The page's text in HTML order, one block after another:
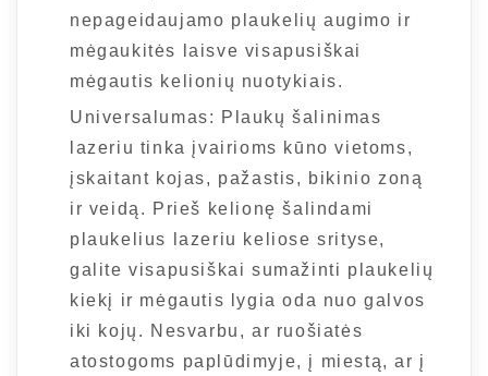
nepageidaujamo plaukelių augimo ir
mėgaukitės laisve visapusiškai
mėgautis kelionių nuotykiais.
Universalumas: Plaukų šalinimas
lazeriu tinka įvairioms kūno vietoms,
įskaitant kojas, pažastis, bikinio zoną
ir veidą. Prieš kelionę šalindami
plaukelius lazeriu keliose srityse,
galite visapusiškai sumažinti plaukelių
kiekį ir mėgautis lygia oda nuo galvos
iki kojų. Nesvarbu, ar ruošiatės
atostogoms paplūdimyje, į miestą, ar į